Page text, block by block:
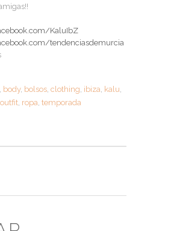
KaluIbZ
tendenciasdemurcia
, body, bolsos, clothing, ibiza, kalu,
outfit, ropa, temporada